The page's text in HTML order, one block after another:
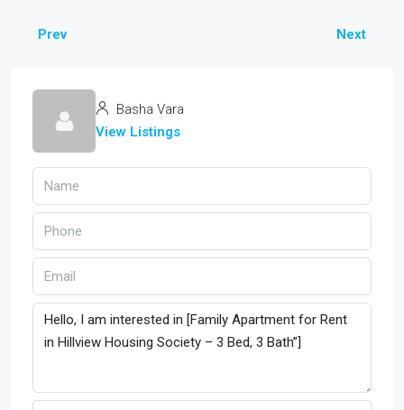
Prev Next
Basha Vara
View Listings